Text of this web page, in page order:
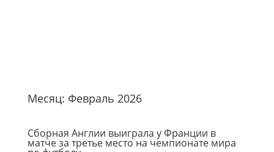
Месяц: Февраль 2026
Сборная Англии выиграла у Франции в
матче за третье место на чемпионате мира